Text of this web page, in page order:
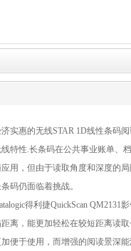
实惠的无线STAR 1D线性条码
特性.长条码在公共事业账单、
用，但由于读取角度和深度的
码仍面临着挑战。
得利捷QuickScan QM2131
离，能更加轻松在较短距离读
便于使用，而增强的阅读景深